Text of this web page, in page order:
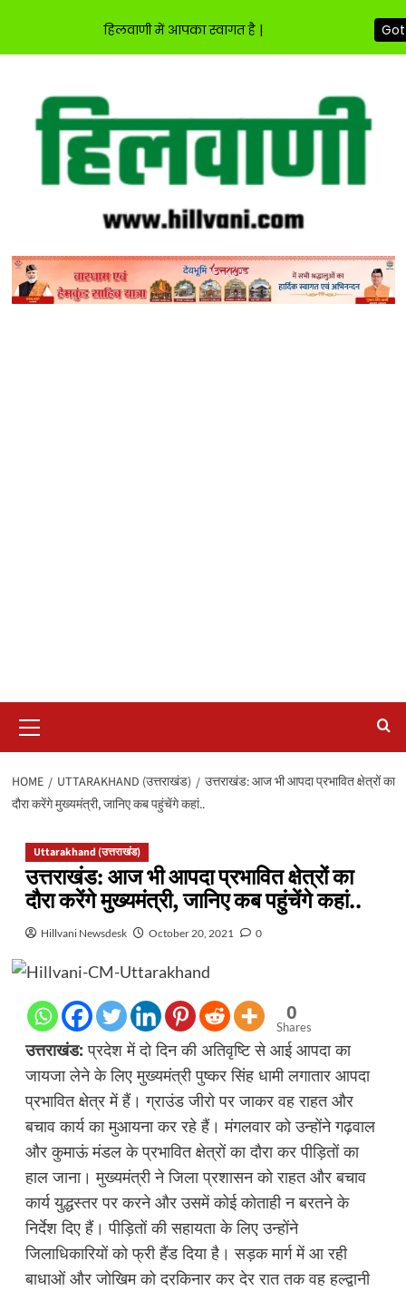
content
Menu
HOME UTTARAKHAND (उत्तराखंड)
उत्तराखंड: आज भी आपदा प्रभावित क्षेत्रों का
दौरा करेंगे मुख्यमंत्री, जानिए कब पहुंचेंगे कहां..
Uttarakhand (उत्तराखंड)
उत्तराखंड: आज भी आपदा प्रभावित क्षेत्रों का
दौरा करेंगे मुख्यमंत्री, जानिए कब पहुंचेंगे कहां..
Hillvani Newsdesk October 20, 2021 0
0
Shares
उत्तराखंड: प्रदेश में दो दिन की अतिवृष्टि से आई आपदा का
जायजा लेने के लिए मुख्यमंत्री पुष्कर सिंह धामी लगातार आपदा
प्रभावित क्षेत्र में हैं। ग्राउंड जीरो पर जाकर वह राहत और
बचाव कार्य का मुआयना कर रहे हैं। मंगलवार को उन्होंने गढ़वाल
और कुमाऊं मंडल के प्रभावित क्षेत्रों का दौरा कर पीड़ितों का
हाल जाना। मुख्यमंत्री ने जिला प्रशासन को राहत और बचाव
कार्य युद्धस्तर पर करने और उसमें कोई कोताही न बरतने के
निर्देश दिए हैं। पीड़ितों की सहायता के लिए उन्होंने
जिलाधिकारियों को फ्री हैंड दिया है। सड़क मार्ग में आ रही
बाधाओं और जोखिम को दरकिनार कर देर रात तक वह हल्द्वानी
हिलवाणी में आपका स्वागत है |